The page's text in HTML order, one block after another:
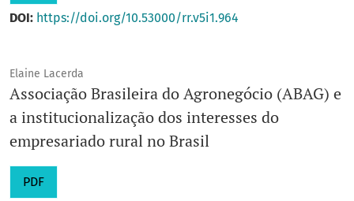
DOI: https://doi.org/10.53000/rr.v5i1.964
Elaine Lacerda
Associação Brasileira do Agronegócio (ABAG) e
a institucionalização dos interesses do
empresariado rural no Brasil
PDF